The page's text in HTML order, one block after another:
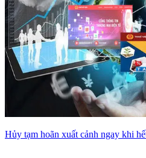
Hủy tạm hoãn xuất cảnh ngay khi